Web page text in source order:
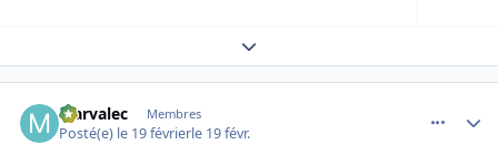
Expand topic overview
Marvalec Membres
Posté(e) le 19 févrierle 19 févr.